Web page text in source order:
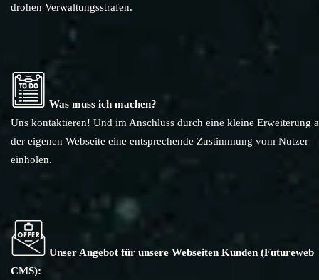
drohen Verwaltungsstrafen.
Was muss ich machen?
Uns kontaktieren! Und im Anschluss durch eine kleine Erweiterung
der eigenen Webseite eine entsprechende Zustimmung vom Nutzer
einholen.
Unser Angebot für unsere Webseiten Kunden (Futureweb
CMS):